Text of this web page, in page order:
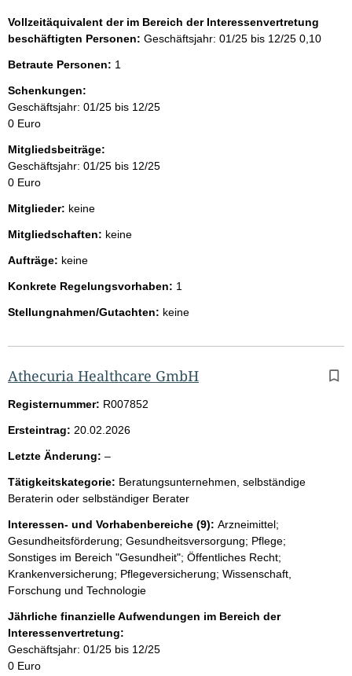
Vollzeitäquivalent der im Bereich der Interessenvertretung
beschäftigten Personen: Geschäftsjahr: 01/25 bis 12/25 0,10
Betraute Personen: 1
Schenkungen:
Geschäftsjahr: 01/25 bis 12/25
0 Euro
Mitgliedsbeiträge:
Geschäftsjahr: 01/25 bis 12/25
0 Euro
Mitglieder: keine
Mitgliedschaften: keine
Aufträge: keine
Konkrete Regelungsvorhaben: 1
Stellungnahmen/Gutachten: keine
Athecuria Healthcare GmbH
Registernummer: R007852
Ersteintrag: 20.02.2026
Letzte Änderung: –l
e
r
Tätigkeitskategorie: Beratungsunternehmen, selbständige
Beraterin oder selbständiger Berater
Interessen- und Vorhabenbereiche (9): Arzneimittel;
Gesundheitsförderung; Gesundheitsversorgung; Pflege;
Sonstiges im Bereich "Gesundheit"; Öffentliches Recht;
Krankenversicherung; Pflegeversicherung; Wissenschaft,
Forschung und Technologie
Jährliche finanzielle Aufwendungen im Bereich der
Interessenvertretung:
Geschäftsjahr: 01/25 bis 12/25
0 Euro